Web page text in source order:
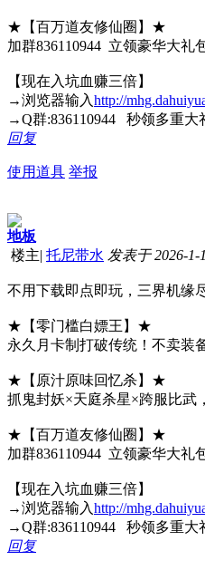
★【百万道友修仙圈】★
加群836110944 立领豪华大
【现在入坑血赚三倍】
→浏览器输入http://
→Q群:836110944 秒领多重大
回复
使用道具 举报
地板
楼主| 托尼带水 发表于 2026-1-
不用下载即点即玩，三界机缘
★【零门槛白嫖王】★
永久月卡制打破传统！不卖装
★【原汁原味回忆杀】★
抓鬼封妖×天庭杀星×跨服比武
★【百万道友修仙圈】★
加群836110944 立领豪华大
【现在入坑血赚三倍】
→浏览器输入http://
→Q群:836110944 秒领多重大
回复